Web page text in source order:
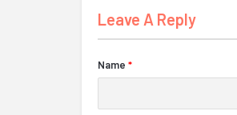
Leave A Reply
Name *